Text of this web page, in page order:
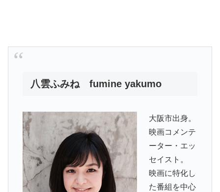
八雲ふみね fumine yakumo
大阪市出身。
映画コメンテ
ーター・エッ
セイスト。
映画に特化し
た番組を中心